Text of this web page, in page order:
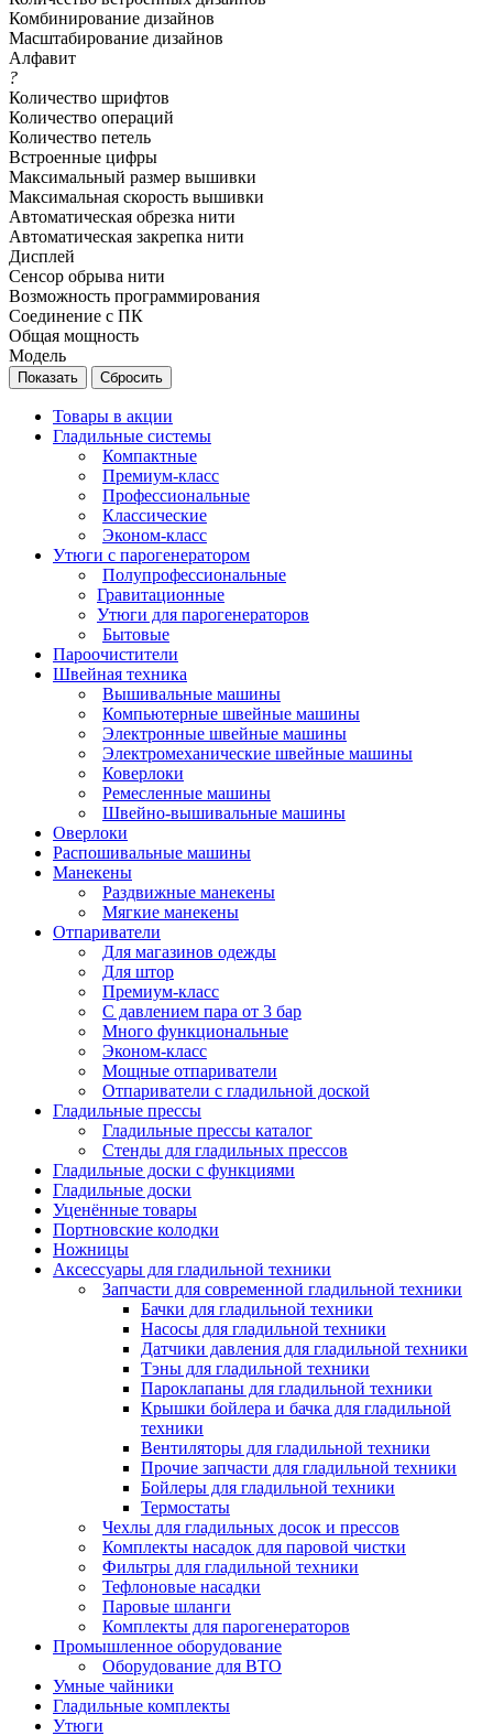
Комбинирование дизайнов
Масштабирование дизайнов
Алфавит
?
Количество шрифтов
Количество операций
Количество петель
Встроенные цифры
Максимальный размер вышивки
Максимальная скорость вышивки
Автоматическая обрезка нити
Автоматическая закрепка нити
Дисплей
Сенсор обрыва нити
Возможность программирования
Соединение с ПК
Общая мощность
Модель
Сбросить
Товары в акции
Гладильные системы
Компактные
Премиум-класс
Профессиональные
Классические
Эконом-класс
Утюги с парогенератором
Полупрофессиональные
Гравитационные
Утюги для парогенераторов
Бытовые
Пароочистители
Швейная техника
Вышивальные машины
Компьютерные швейные машины
Электронные швейные машины
Электромеханические швейные машины
Коверлоки
Ремесленные машины
Швейно-вышивальные машины
Оверлоки
Распошивальные машины
Манекены
Раздвижные манекены
Мягкие манекены
Отпариватели
Для магазинов одежды
Для штор
Премиум-класс
С давлением пара от 3 бар
Много функциональные
Эконом-класс
Мощные отпариватели
Отпариватели с гладильной доской
Гладильные прессы
Гладильные прессы каталог
Стенды для гладильных прессов
Гладильные доски с функциями
Гладильные доски
Уценённые товары
Портновские колодки
Ножницы
Аксессуары для гладильной техники
Запчасти для современной гладильной техники
Бачки для гладильной техники
Насосы для гладильной техники
Датчики давления для гладильной техники
Тэны для гладильной техники
Пароклапаны для гладильной техники
Крышки бойлера и бачка для гладильной
техники
Вентиляторы для гладильной техники
Прочие запчасти для гладильной техники
Бойлеры для гладильной техники
Термостаты
Чехлы для гладильных досок и прессов
Комплекты насадок для паровой чистки
Фильтры для гладильной техники
Тефлоновые насадки
Паровые шланги
Комплекты для парогенераторов
Промышленное оборудование
Оборудование для ВТО
Умные чайники
Гладильные комплекты
Утюги